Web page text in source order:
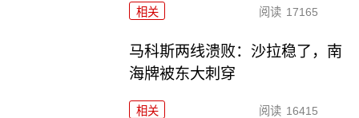
相关 阅读 17165
马科斯两线溃败：沙拉稳了，南
海牌被东大刺穿
相关 阅读 16415